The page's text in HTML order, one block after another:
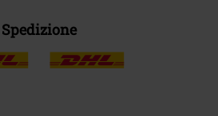
Spedizione